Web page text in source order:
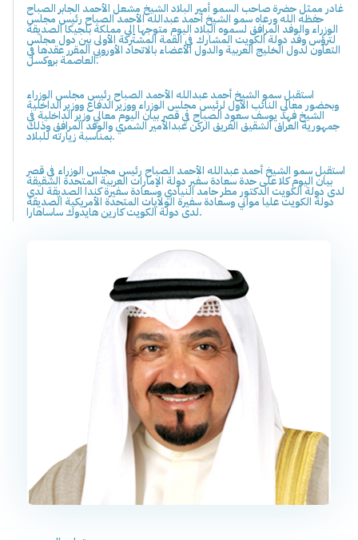
غادر ممثل حضرة صاحب السمو أمير البلاد الشيخ مشعل الأحمد الجابر الصباح
حفظه الله ورعاه سمو الشيخ أحمد عبدالله الأحمد الصباح رئيس مجلس
الوزراء والوفد المرافق لسموه البلاد اليوم متوجها إلى مملكة بلجيكا الصديقة
لترؤس وفد دولة الكويت المشارك في القمة المشتركة الأولى بين دول مجلس
التعاون لدول الخليج العربية والدول الأعضاء بالاتحاد الأوروبي المقرر عقدها في
العاصمة بروكسل.
استقبل سمو الشيخ أحمد عبدالله الأحمد الصباح رئيس مجلس الوزراء
وبحضور معالي النائب الأول لرئيس مجلس الوزراء ووزير الدفاع ووزير الداخلية
الشيخ فهد يوسف سعود الصباح في قصر بيان اليوم معالي وزير الداخلية في
جمهورية العراق الشقيق الفريق الركن عبدالأمير الشمري والوفد المرافق وذلك
بمناسبة زيارته للبلاد.
استقبل سمو الشيخ أحمد عبدالله الأحمد الصباح رئيس مجلس الوزراء في قصر
بيان اليوم كلا على حدة سعادة سفير دولة الإمارات العربية المتحدة الشقيقة
لدى دولة الكويت الدكتور مطر حامد النيادي وسعادة سفيرة كندا الصديقة لدى
دولة الكويت عليا مواني وسعادة سفيرة الولايات المتحدة الأمريكية الصديقة
لدى دولة الكويت كارين هايدوك ساساهارا.